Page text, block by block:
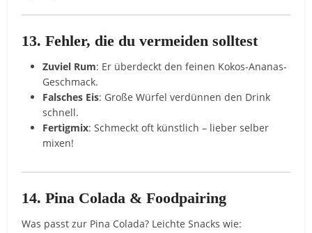
13. Fehler, die du vermeiden solltest
Zuviel Rum: Er überdeckt den feinen Kokos-Ananas-
Geschmack.
Falsches Eis: Große Würfel verdünnen den Drink
schnell.
Fertigmix: Schmeckt oft künstlich – lieber selber
mixen!
14. Pina Colada & Foodpairing
Was passt zur Pina Colada? Leichte Snacks wie: